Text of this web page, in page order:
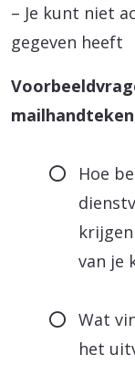
– Je kunt niet
gegeven heeft
Hoe
van je
Wat
het